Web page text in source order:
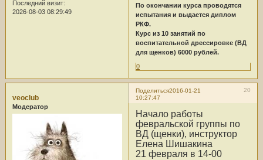
Последний визит:
2026-08-03 08:29:49
По окончании курса проводятся
испытания и выдается диплом
РКФ.
Курс из 10 занятий по
воспитательной дрессировке (ВД
для щенков) 6000 рублей.
0
Поделиться 20
2016-01-21
10:27:47
veoclub
Модератор
Начало работы
февральской группы по
ВД (щенки), инструктор
Елена Шишакина
21 февраля в 14-00